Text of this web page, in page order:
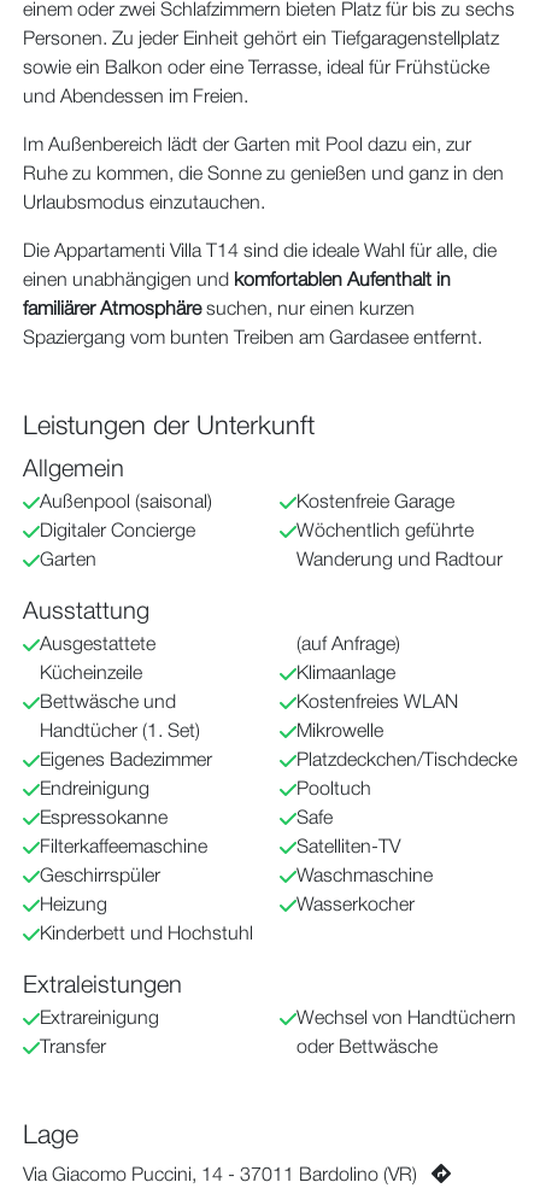
einem oder zwei Schlafzimmern bieten Platz für bis zu sechs
Personen. Zu jeder Einheit gehört ein Tiefgaragenstellplatz
sowie ein Balkon oder eine Terrasse, ideal für Frühstücke
und Abendessen im Freien.
Im Außenbereich lädt der Garten mit Pool dazu ein, zur
Ruhe zu kommen, die Sonne zu genießen und ganz in den
Urlaubsmodus einzutauchen.
Die Appartamenti Villa T14 sind die ideale Wahl für alle, die
einen unabhängigen und komfortablen Aufenthalt in
familiärer Atmosphäre suchen, nur einen kurzen
Spaziergang vom bunten Treiben am Gardasee entfernt.
Leistungen der Unterkunft
Allgemein
Außenpool (saisonal)
Digitaler Concierge
Garten
Kostenfreie Garage
Wöchentlich geführte
Wanderung und Radtour
Ausstattung
Ausgestattete
Kücheinzeile
Bettwäsche und
Handtücher (1. Set)
Eigenes Badezimmer
Endreinigung
Espressokanne
Filterkaffeemaschine
Geschirrspüler
Heizung
Kinderbett und Hochstuhl
(auf Anfrage)
Klimaanlage
Kostenfreies WLAN
Mikrowelle
Platzdeckchen/Tischdecke
Pooltuch
Safe
Satelliten-TV
Waschmaschine
Wasserkocher
Extraleistungen
Extrareinigung
Transfer
Wechsel von Handtüchern
oder Bettwäsche
Lage
Via Giacomo Puccini, 14 - 37011 Bardolino (VR)